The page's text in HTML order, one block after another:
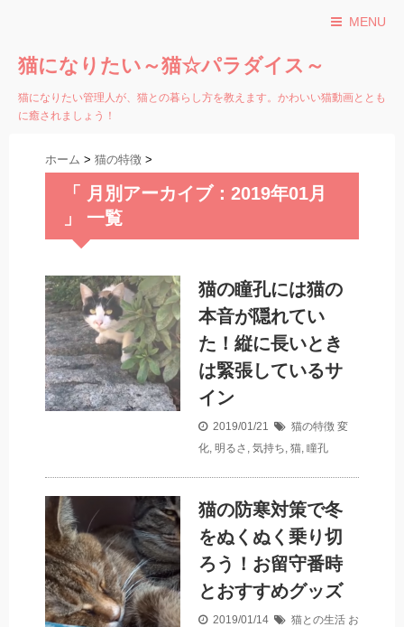
MENU
猫になりたい～猫☆パラダイス～
猫になりたい管理人が、猫との暮らし方を教えます。かわいい猫動画ととも
に癒されましょう！
ホーム > 猫の特徴 >
「 月別アーカイブ：2019年01月
」 一覧
猫の瞳孔には猫の
本音が隠れてい
た！縦に長いとき
は緊張しているサ
イン
2019/01/21 猫の特徴 変
化, 明るさ , 気持ち, 猫, 瞳孔
猫の防寒対策で冬
をぬくぬく乗り切
ろう！お留守番時
とおすすめグッズ
2019/01/14 猫との生活 お